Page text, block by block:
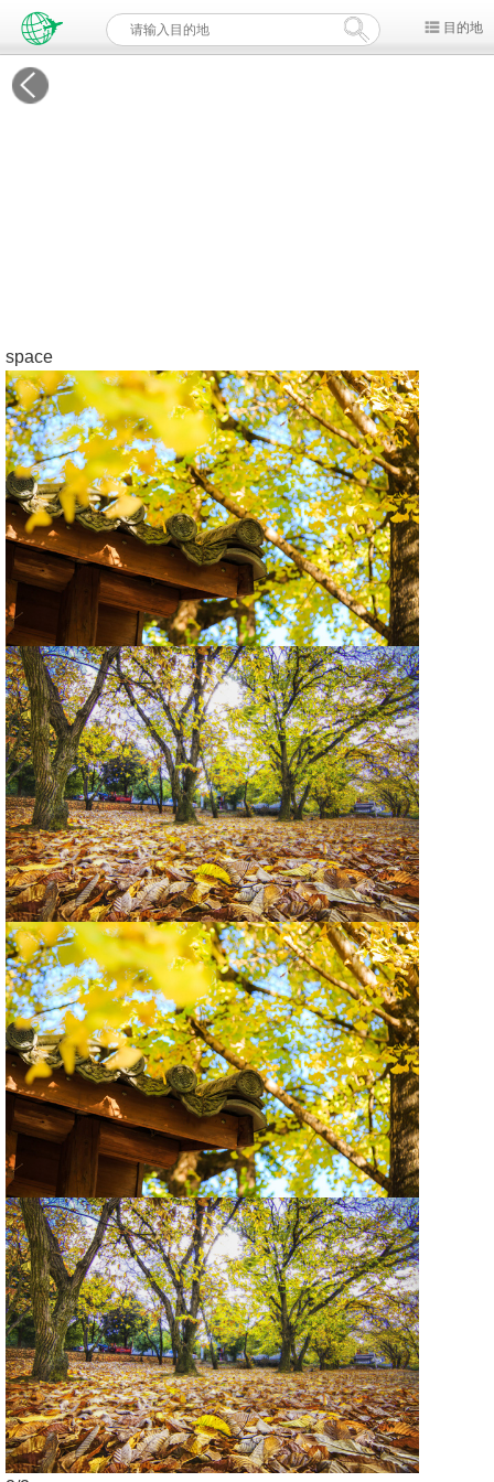
目的地
space